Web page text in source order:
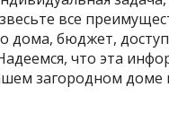
все
дома, бюджет,
что эта
загородном